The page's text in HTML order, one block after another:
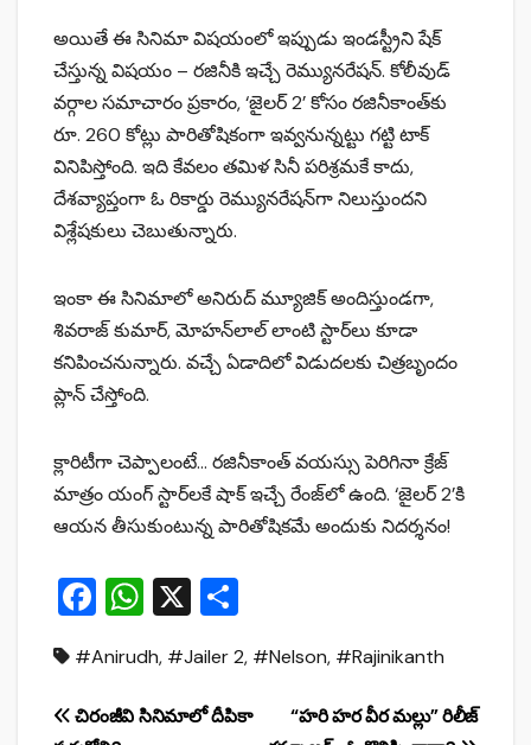
అయితే ఈ సినిమా విషయంలో ఇప్పుడు ఇండస్ట్రీని షేక్
చేస్తున్న విషయం – రజినీకి ఇచ్చే రెమ్యునరేషన్. కోలీవుడ్
వర్గాల సమాచారం ప్రకారం, ‘జైలర్ 2’ కోసం రజినీకాంత్‌కు
రూ. 260 కోట్లు పారితోషికంగా ఇవ్వనున్నట్టు గట్టి టాక్
వినిపిస్తోంది. ఇది కేవలం తమిళ సినీ పరిశ్రమకే కాదు,
దేశవ్యాప్తంగా ఓ రికార్డు రెమ్యునరేషన్‌గా నిలుస్తుందని
విశ్లేషకులు చెబుతున్నారు.
ఇంకా ఈ సినిమాలో అనిరుద్ మ్యూజిక్ అందిస్తుండగా,
శివరాజ్ కుమార్, మోహన్‌లాల్ లాంటి స్టార్‌లు కూడా
కనిపించనున్నారు. వచ్చే ఏడాదిలో విడుదలకు చిత్రబృందం
ప్లాన్ చేస్తోంది.
క్లారిటీగా చెప్పాలంటే… రజినీకాంత్ వయస్సు పెరిగినా క్రేజ్
మాత్రం యంగ్ స్టార్‌లకే షాక్ ఇచ్చే రేంజ్‌లో ఉంది. ‘జైలర్ 2’కి
ఆయన తీసుకుంటున్న పారితోషికమే అందుకు నిదర్శనం!
F
c
e
W
at
s
X
ar
e
#Anirudh, #Jailer 2, #Nelson, #Rajinikanth
Post
“హరి హర వీర మల్లు” రిలీజ్
చిరంజీవి సినిమాలో దీపికా